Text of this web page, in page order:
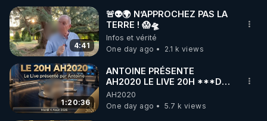
________________
https://www.facebook.com/thierry.rgnr/
▶ Instagram RGNR :
https://www.instagram.com/stories/thierrycasasnov
asrgnre/
4:41
🚨👽🌍 N’APPROCHEZ PAS LA
TERRE ! 😱🛸
Infos et vérité
One day ago
2.1 k views
1:20:36
ANTOINE PRÉSENTE
AH2020 LE LIVE 20H ***DU
04/08/2026*** 📷LE
GRAND RÉVEIL EST EN
MARCHE 📷
AH2020
One day ago
5.7 k views